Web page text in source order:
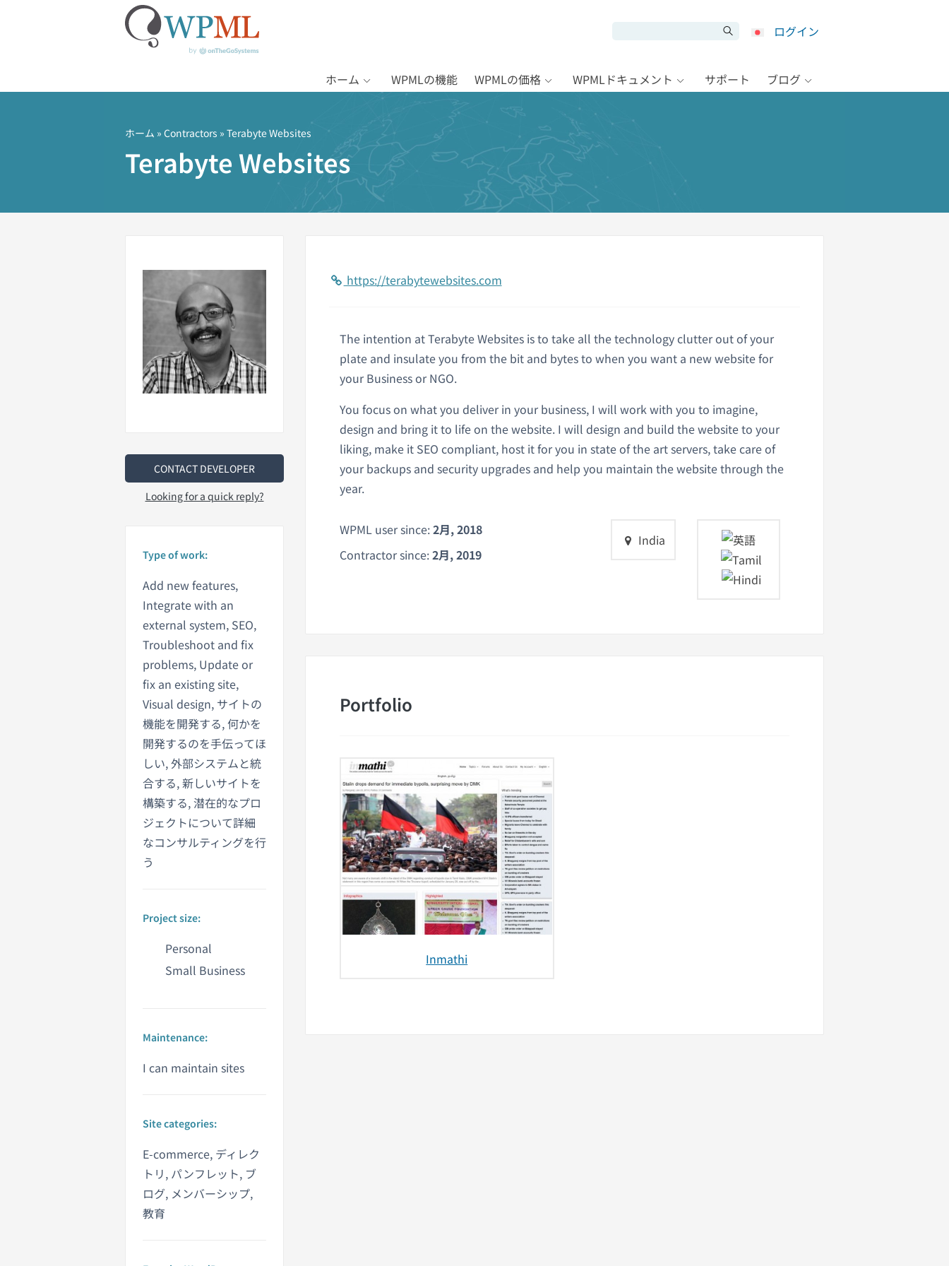
キ
ログイン
ホーム WPMLの機能 WPMLの価格 WPMLドキュメント サポート ブログ
ホーム » Contractors » Terabyte Websites
Terabyte Websites
CONTACT DEVELOPER
Looking for a quick reply?
Type of work:
Add new features,
Integrate with an
external system, SEO,
Troubleshoot and fix
problems, Update or
fix an existing site,
Visual design, サイトの
機能を開発する, 何かを
開発するのを手伝ってほ
しい, 外部システムと統
合する, 新しいサイトを
構築する, 潜在的なプロ
ジェクトについて詳細
なコンサルティングを行
う
Project size:
Personal
Small Business
Maintenance:
I can maintain sites
Site categories:
E-commerce, ディレク
トリ, パンフレット, ブ
ログ, メンバーシップ,
教育
https://terabytewebsites.com
The intention at Terabyte Websites is to take all the technology clutter out of your
plate and insulate you from the bit and bytes to when you want a new website for
your Business or NGO.
You focus on what you deliver in your business, I will work with you to imagine,
design and bring it to life on the website. I will design and build the website to your
liking, make it SEO compliant, host it for you in state of the art servers, take care of
your backups and security upgrades and help you maintain the website through the
year.
WPML user since:2月, 2018
Contractor since:2月, 2019
India
Portfolio
Inmathi